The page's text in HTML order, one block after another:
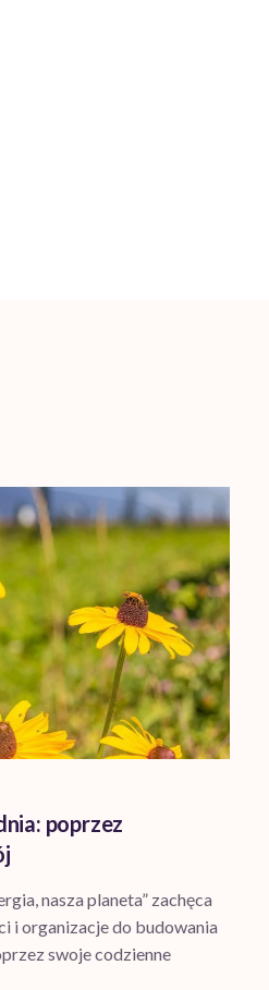
poprzez
nasza planeta” zachęca
i organizacje do budowania
swoje codzienne